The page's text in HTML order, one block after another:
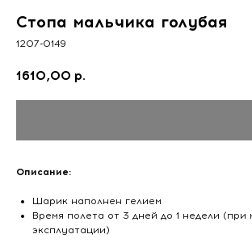
Стопа мальчика голубая
1207-0149
1610,00 р.
Описание:
Шарик наполнен гелием
Время полета от 3 дней до 1 недели (при
эксплуатации)